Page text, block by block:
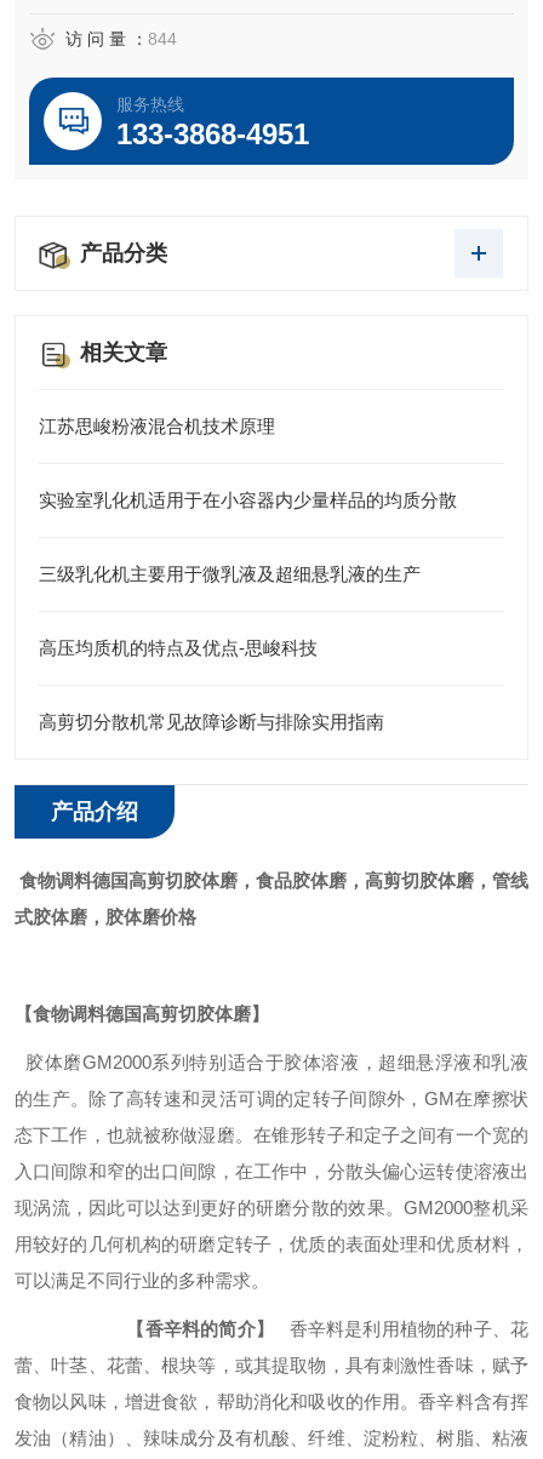
访 问 量 ： 844
服务热线
133-3868-4951
产品分类
相关文章
江苏思峻粉液混合机技术原理
实验室乳化机适用于在小容器内少量样品的均质分散
三级乳化机主要用于微乳液及超细悬乳液的生产
高压均质机的特点及优点-思峻科技
高剪切分散机常见故障诊断与排除实用指南
产品介绍
食物调料德国高剪切胶体磨 ，食品胶体磨，高剪切胶体磨，管线
式胶体磨，胶体磨价格
【食物调料德国高剪切胶体磨】
胶体磨GM2000系列特别适合于胶体溶液，超细悬浮液和乳液
的生产。除了高转速和灵活可调的定转子间隙外，GM在摩擦状
态下工作，也就被称做湿磨。在锥形转子和定子之间有一个宽的
入口间隙和窄的出口间隙，在工作中，分散头偏心运转使溶液出
现涡流，因此可以达到更好的研磨分散的效果。GM2000整机采
用较好的几何机构的研磨定转子，优质的表面处理和优质材料，
可以满足不同行业的多种需求。
【香辛料的简介】
香辛料是利用植物的种子、花
蕾、叶茎、花蕾、根块等，或其提取物，具有刺激性香味，赋予
食物以风味，增进食欲，帮助消化和吸收的作用。香辛料含有挥
发油（精油）、辣味成分及有机酸、纤维、淀粉粒、树脂、粘液